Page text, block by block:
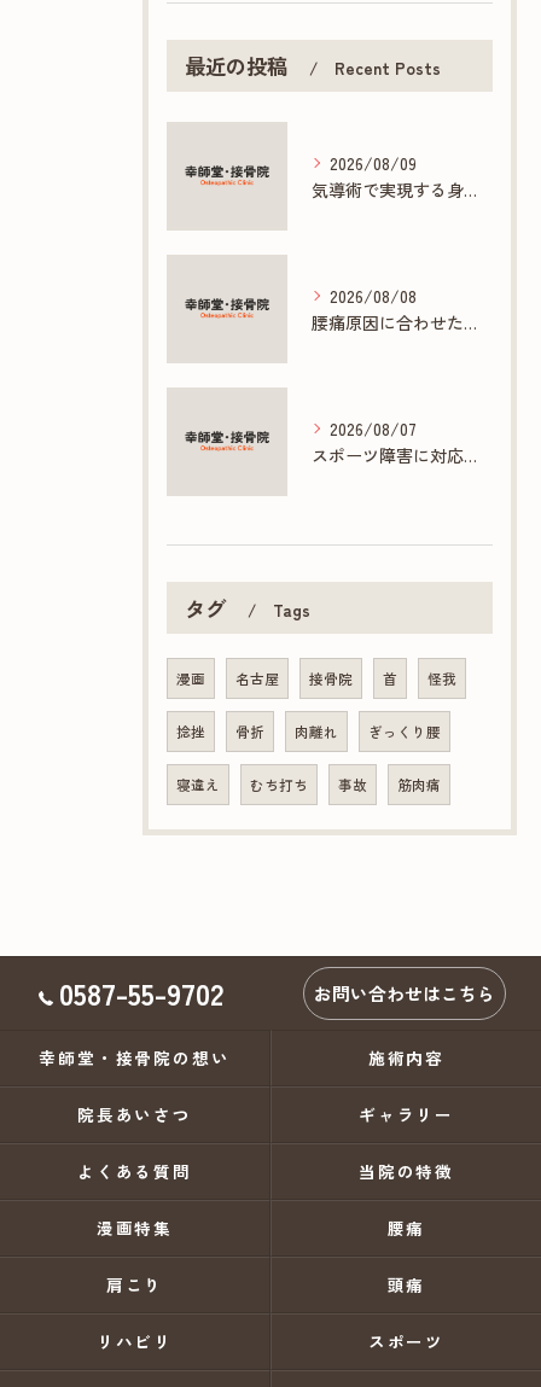
最近の投稿 Recent Posts
2026/08/09
気導術で実現する身体と心の根本ケアとは
2026/08/08
腰痛原因に合わせた接骨院の根本ケア方法
2026/08/07
スポーツ障害に対応する接骨院の専門施術とは
タグ Tags
漫画 名古屋 接骨院 首 怪我
捻挫 骨折 肉離れ ぎっくり腰
寝違え むち打ち 事故 筋肉痛
0587-55-9702 お問い合わせはこちら
幸師堂・接骨院の想い 施術内容
院長あいさつ ギャラリー
よくある質問 当院の特徴
漫画特集 腰痛
肩こり 頭痛
リハビリ スポーツ